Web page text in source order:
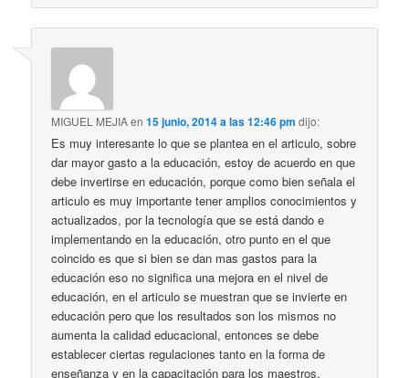
MIGUEL MEJIAen15 junio, 2014 a las 12:46 pm dijo:
Es muy interesante lo que se plantea en el articulo, sobre
dar mayor gasto a la educación, estoy de acuerdo en que
debe invertirse en educación, porque como bien señala el
articulo es muy importante tener amplios conocimientos y
actualizados, por la tecnología que se está dando e
implementando en la educación, otro punto en el que
coincido es que si bien se dan mas gastos para la
educación eso no significa una mejora en el nivel de
educación, en el articulo se muestran que se invierte en
educación pero que los resultados son los mismos no
aumenta la calidad educacional, entonces se debe
establecer ciertas regulaciones tanto en la forma de
enseñanza y en la capacitación para los maestros,